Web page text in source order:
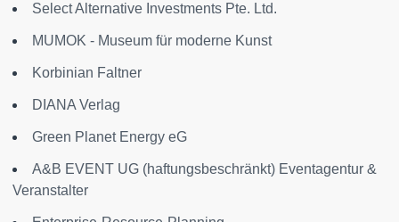
Select Alternative Investments Pte. Ltd.
MUMOK - Museum für moderne Kunst
Korbinian Faltner
DIANA Verlag
Green Planet Energy eG
A&B EVENT UG (haftungsbeschränkt) Eventagentur &
Veranstalter